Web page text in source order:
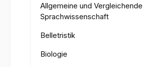
Allgemeine und Vergleichende
Sprachwissenschaft
Belletristik
Biologie